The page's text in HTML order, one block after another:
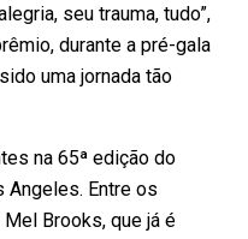
seu trauma, tudo”,
durante a pré-gala
uma jornada tão
na 65ª edição do
Angeles. Entre os
Brooks, que já é